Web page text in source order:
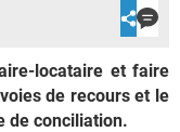
locataire et faire
de recours et le
de conciliation.